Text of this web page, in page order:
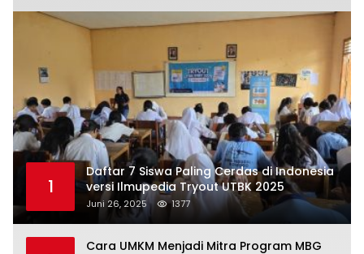
1
Daftar 7 Siswa Paling Cerdas di Indonesia
versi Ilmupedia Tryout UTBK 2025
Juni 26, 2025 1377
Cara UMKM Menjadi Mitra Program MBG